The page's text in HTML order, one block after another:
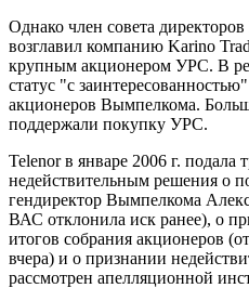
Однако член совета
возглавил компанию Karino
крупным акционером УРС. В
статус "с
акционеров Вымпелкома.
поддержали покупку УРС.
Telenor в январе 2006 г. подала
недействительным решения о
гендиректор Вымпелкома
ВАС отклонила иск ранее), о
итогов собрания акционеров
вчера) и о признании
рассмотрен апелляционной